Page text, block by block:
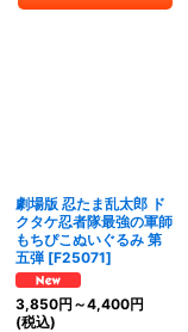
劇場版 忍たま乱太郎 ド
クタケ忍者隊最強の軍師
もちぴこぬいぐるみ 第
五弾 [F25071]
3,850円 ～4,400円
(税込)